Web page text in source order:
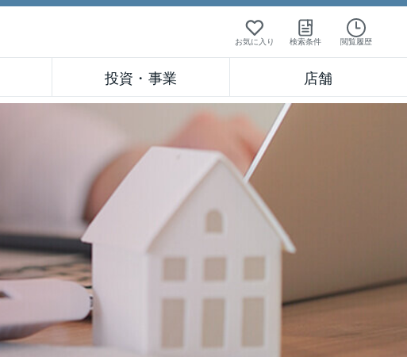
お気に入り 検索条件 閲覧履歴
投資・事業 店舗